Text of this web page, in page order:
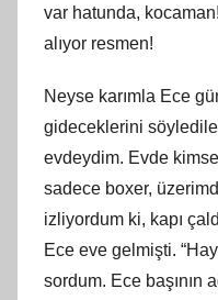
var hatunda, kocaman!
alıyor resmen!
Neyse karımla Ece
gideceklerini
evdeydim. Evde kimse
sadece boxer,
izliyordum ki, kapı
Ece eve gelmişti.
sordum. Ece başının